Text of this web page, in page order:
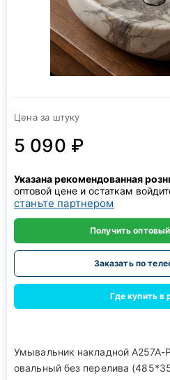
Цена за штуку
5 090 ₽
Указана рекомендованная
оптовой цене и остаткам
станьте партнером
Получить
Заказать по
Где купить в
Умывальник накладной
овальный без перелива